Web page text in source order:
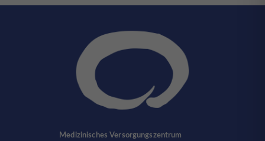
Medizinisches Versorgungszentrum